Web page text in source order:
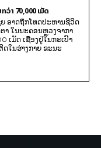
ວ່າ 70,000 ເມັດ
ຍ ອາດຖືກໂທດປະຫານຊີວິດ
າ ໃນນະຄອນຫຼວງຈາກາ
ເມັດ ເຊື່ອງຢູ່ໃນກະເປົາ
ດໃນຮ່າງກາຍ ຂະນະ